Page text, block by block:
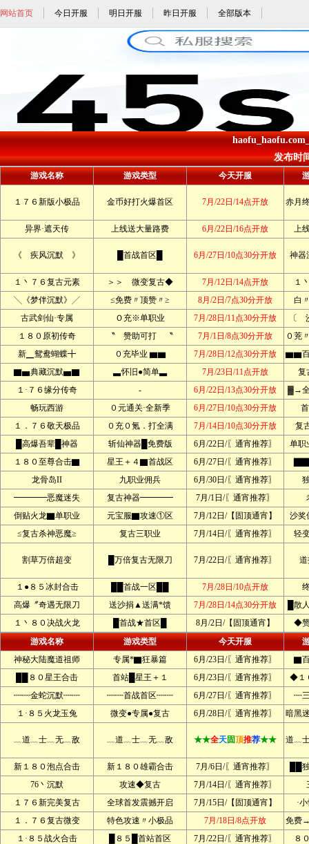
网站首页 今日开服 明日开服 昨日开服 全部版本
发布时
游戏名称 游戏类型 今天开服
１７６新版小极品 金币好打火爆首区 7月/22日/14点开放 赤月
异界·遮天传 上线送大量路费 6月/22日/16点开放 上
《 疾风沉默 》 █首战首区█ 6月/27日/10点30分开放 神器
１丶７６复古元素 ＞＞ 微变复古◆ 7月/12日/14点开放
１
╲《梦伴沉默》╱
≤免费〃顶赞〃≥ 8月/2日/7点30分开放
白
古武剑仙·专属
Ｏ充※单职业 7月/28日/11点30分开放
〔
１８０原初传奇
〝 赞助可打 〝 7月/1日/8点30分开放
０茺
新▁鸳鸯蝴蝶╋
０充毕业 ▆▆ 7月/28日/12点30分开放
▆▆
▇▅典藏沉默▅▇
▃怀旧●简单▃ 7月/23日/11点开放
复
１·７６缘分传奇
- 6月/22日/13点30分开放
▓→
畅玩西游
０元通关·全新季 6月/27日/10点30分开放
１．７６敬天极品
０充０氪．打全满 7月/14日/10点30分开放
复
█高爆吾辈█神器
斩仙神器█免费版 6月/22日/〖通宵推荐〗
单职
１８０至尊合击▇
星王＋４▇首战区 6月/27日/〖通宵推荐〗
龙骨岛II
九职业佣兵 6月/30日/〖通宵推荐〗
━━━━恶魔迷失
复古神器━━━━ 7月/1日/〖通宵推荐〗
倒贴火龙▇单职业
元宝服▇攻速①区 7月/12日/【固顶通宵】
沙奖
≤复古杀神恶魔≥
复古三职业 7月/14日/〖通宵推荐〗 轻
割草万倍超变 █万倍复古无限刀 7月/22日/〖通宵推荐〗
１●８５冰封合击 ██首战一区██ 7月/28日/10点开放
高爆〞奇遇无限刀
送沙捐▲送满*馈 7月/28日/14点30分开放
█散
１丶８０决战火龙
█首战★首区█ 8月/2日/【固顶通宵】
◆
游戏名称
游戏类型 今天开服
神秘大陆魔道祖师
专属*▇狂暴篇 6月/23日/〖通宵推荐〗
▇
██８０星王合击
首站█星王＋１ 6月/23日/〖通宵推荐〗
◆１
┉┉金蛇沉默┉┉
┉┉首战首区┉┉ 6月/27日/〖通宵推荐〗
┉
１·８５火龙玉兔
微变●专属●复古 6月/28日/〖通宵推荐〗 暗黑
﹏道﹏士﹏无﹏敌 ﹏道﹏士﹏无﹏敌 ★★全天固顶推荐★★ 道﹏
新１８０泡点合击 新１８０雄霸合击 7月/6日/〖通宵推荐〗
██
76丶沉默
攻速◆复古 7月/14日/〖通宵推荐〗
１７６新完美复古
全球首发震撼开启 7月/15日/【固顶通宵】
·
１．７６复古微变
特色攻速〃小极品 7月/18日/8点开放
免费
１·８５战火合击
█８５█首站首区 7月/22日/〖通宵推荐〗
８